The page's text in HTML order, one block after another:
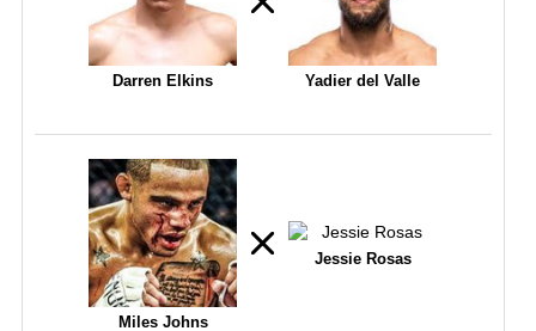
Darren Elkins Yadier del Valle
Miles Johns
Jessie Rosas